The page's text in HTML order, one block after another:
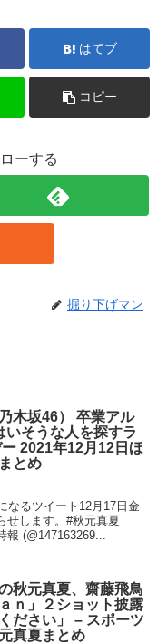
はてブ
コピー
ーする
掘り下げマン
木坂46） 卒業アル
いそうな人を探すラ
2021年12月12日ほ
とめ
なるツイート12月17日金
せします。#秋元真夏
(@147163269...
秋元真夏、齋藤飛鳥
ｎ」２ショット披露
ださい」 – スポーツ
真夏まとめ